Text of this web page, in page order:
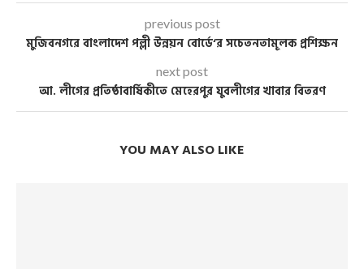
previous post
মুজিবনগরে বাংলাদেশ পল্লী উন্নয়ন বোর্ডে‘র সচেতনতামূলক প্রশিক্ষন
next post
আ. লীগের প্রতিষ্ঠাবার্ষিকীতে মেহেরপুর যুবলীগের খাবার বিতরণ
YOU MAY ALSO LIKE